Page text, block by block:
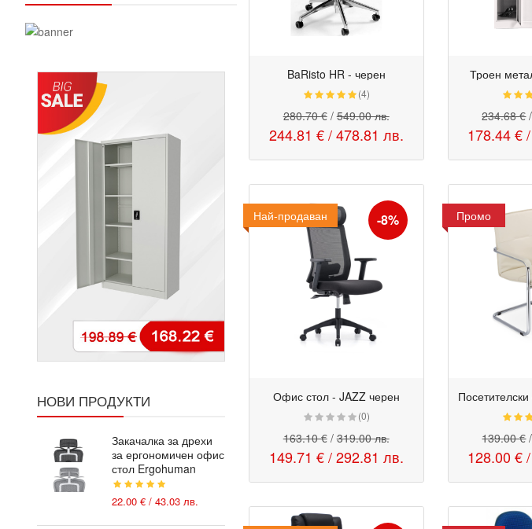
НОВИ ПРОДУКТИ
Закачалка за дрехи
за ергономичен офис
стол Ergohuman
22.00 € / 43.03 лв.
BaRisto HR - черен
(4)
280.70 €/549.00 лв.
244.81 €/478.81 лв.
Троен
234.68 €
178.44 €
Промо
Най-продаван -8%
Офис стол - JAZZ черен
(0)
163.10 €/319.00 лв.
149.71 €/292.81 лв.
Промо
139.00 €
128.00 €